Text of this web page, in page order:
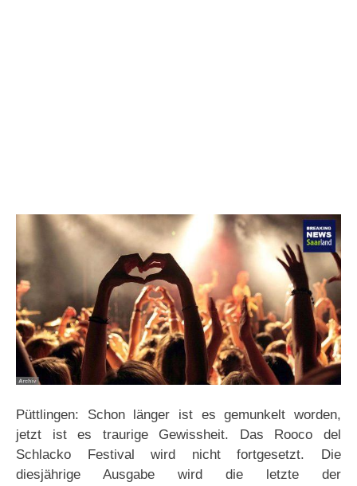
Püttlingen: Schon länger ist es gemunkelt worden,
jetzt ist es traurige Gewissheit. Das Rooco del
Schlacko Festival wird nicht fortgesetzt. Die
diesjährige Ausgabe wird die letzte der